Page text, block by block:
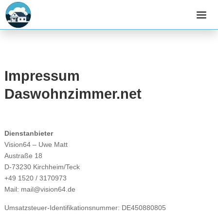
Impressum
Daswohnzimmer.net
Dienstanbieter
Vision64 – Uwe Matt
Austraße 18
D-73230 Kirchheim/Teck
+49 1520 / 3170973
Mail: mail@vision64.de
Umsatzsteuer-Identifikationsnummer: DE450880805